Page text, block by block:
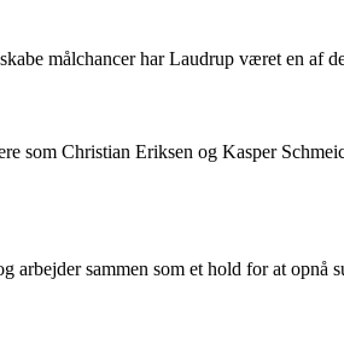
målchancer har Laudrup været en af
Christian Eriksen og Kasper
sammen som et hold for at opnå